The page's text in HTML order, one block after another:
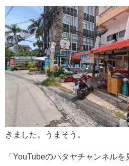
きました。うまそう。
「YouTubeのパタヤチャンネル